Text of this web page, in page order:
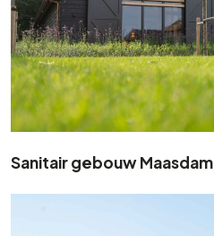
Sanitair gebouw Maasdam